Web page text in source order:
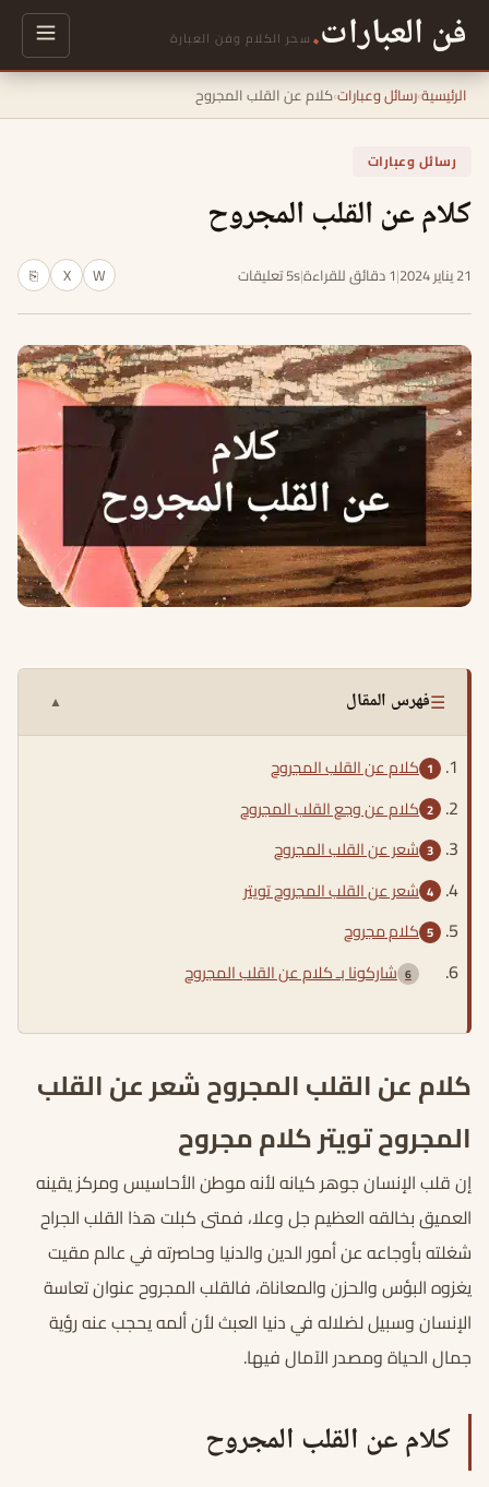
فن العبارات. سحر الكلام وفن العبارة
الرئيسية›رسائل وعبارات›كلام عن القلب المجروح
رسائل وعبارات
كلام عن القلب المجروح
21 يناير 2024 |1 دقائق للقراءة |5s تعليقات W
X
⎘
☰فهرس المقال ▲
كلام عن القلب المجروح
كلام عن وجع القلب المجروح
شعر عن القلب المجروح
شعر عن القلب المجروح تويتر
كلام مجروح
شاركونا بـ كلام عن القلب المجروح
كلام عن القلب المجروح شعر عن القلب
المجروح تويتر كلام مجروح
إن قلب الإنسان جوهر كيانه لأنه موطن الأحاسيس ومركز يقينه
العميق بخالقه العظيم جل وعلا، فمتى كبلت هذا القلب الجراح
شغلته بأوجاعه عن أمور الدين والدنيا وحاصرته في عالم مقيت
يغزوه البؤس والحزن والمعاناة، فالقلب المجروح عنوان تعاسة
الإنسان وسبيل لضلاله في دنيا العبث لأن ألمه يحجب عنه رؤية
جمال الحياة ومصدر الآمال فيها.
كلام عن القلب المجروح